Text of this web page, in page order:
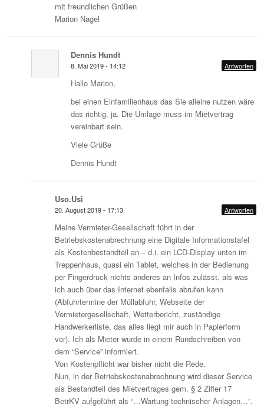
mit freundlichen Grüßen
Marion Nagel
Dennis Hundt
8. Mai 2019 - 14:12 Antworten
Hallo Marion,
bei einen Einfamilienhaus das Sie alleine nutzen wäre
das richtig, ja. Die Umlage muss im Mietvertrag
vereinbart sein.
Viele Grüße
Dennis Hundt
Uso.Usi
20. August 2019 - 17:13 Antworten
Meine Vermieter-Gesellschaft führt in der
Betriebskostenabrechnung eine Digitale Informationstafel
als Kostenbestandteil an – d.i. ein LCD-Display unten im
Treppenhaus, quasi ein Tablet, welches in der Bedienung
per Fingerdruck nichts anderes an Infos zulässt, als was
ich auch über das Internet ebenfalls abrufen kann
(Abfuhrtermine der Müllabfuhr, Webseite der
Vermietergesellschaft, Wetterbericht, zuständige
Handwerkerliste, das alles liegt mir auch in Papierform
vor). Ich als Mieter wurde in einem Rundschreiben von
dem “Service” informiert.
Von Kostenpflicht war bisher nicht die Rede.
Nun, in der Betriebskostenabrechnung wird dieser Service
als Bestandteil des Mietvertrages gem. § 2 Ziffer 17
BetrKV aufgeführt als “…Wartung technischer Anlagen…”.